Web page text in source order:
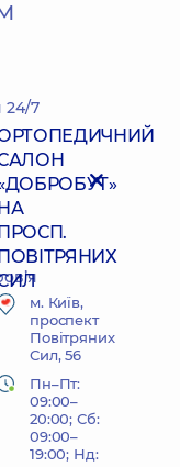
САЛОН
м. Київ,
проспект
Повітряних
Сил, 56
Пн–Пт:
09:00–
20:00; Сб:
09:00–
19:00; Нд:
24/7